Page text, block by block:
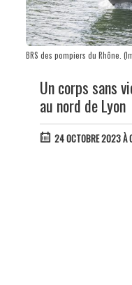
BRS des pompiers du Rhône.
Un corps sans
au nord de Lyon
24 OCTOBRE 2023 À